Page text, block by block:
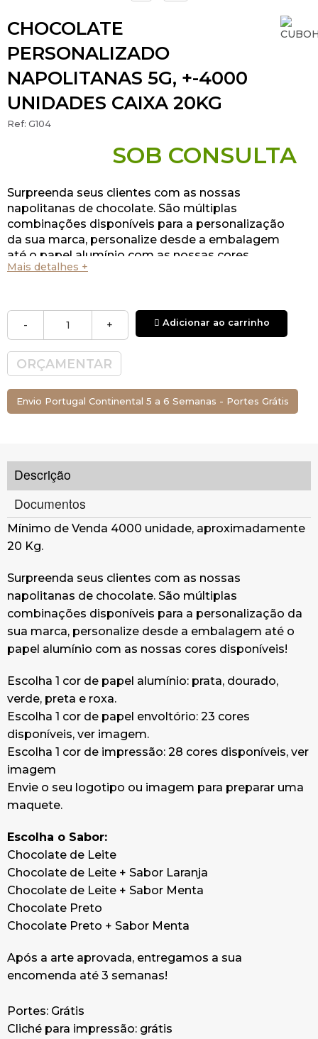
CHOCOLATE
PERSONALIZADO
NAPOLITANAS 5G, +-4000
UNIDADES CAIXA 20KG
Ref: G104
SOB CONSULTA
Surpreenda seus clientes com as nossas
napolitanas de chocolate. São múltiplas
combinações disponíveis para a personalização
da sua marca, personalize desde a embalagem
até o papel alumínio com as nossas cores
disponíveis!
Mais detalhes +
- + Adicionar ao carrinho
ORÇAMENTAR
Envio Portugal Continental 5 a 6 Semanas - Portes Grátis
Descrição
Documentos
Mínimo de Venda 4000 unidade, aproximadamente
20 Kg.
Surpreenda seus clientes com as nossas
napolitanas de chocolate. São múltiplas
combinações disponíveis para a personalização da
sua marca, personalize desde a embalagem até o
papel alumínio com as nossas cores disponíveis!
Escolha 1 cor de papel alumínio: prata, dourado,
verde, preta e roxa.
Escolha 1 cor de papel envoltório: 23 cores
disponíveis, ver imagem.
Escolha 1 cor de impressão: 28 cores disponíveis, ver
imagem
Envie o seu logotipo ou imagem para preparar uma
maquete.
Escolha o Sabor:
Chocolate de Leite
Chocolate de Leite + Sabor Laranja
Chocolate de Leite + Sabor Menta
Chocolate Preto
Chocolate Preto + Sabor Menta
Após a arte aprovada, entregamos a sua
encomenda até 3 semanas!
Portes: Grátis
Cliché para impressão: grátis